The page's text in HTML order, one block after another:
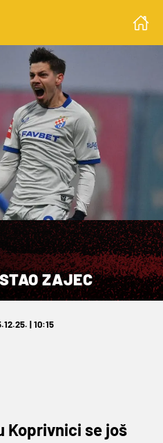
ZAJEC
| 10:15
Koprivnici se još